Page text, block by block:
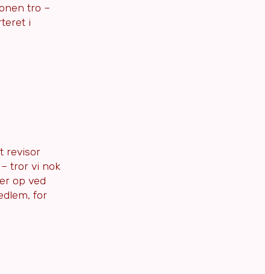
tro –
i
revisor
tror vi nok
op ved
for